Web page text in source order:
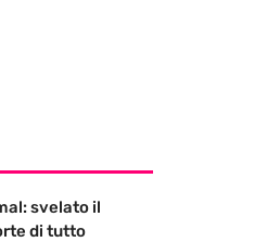
svelato il
di tutto